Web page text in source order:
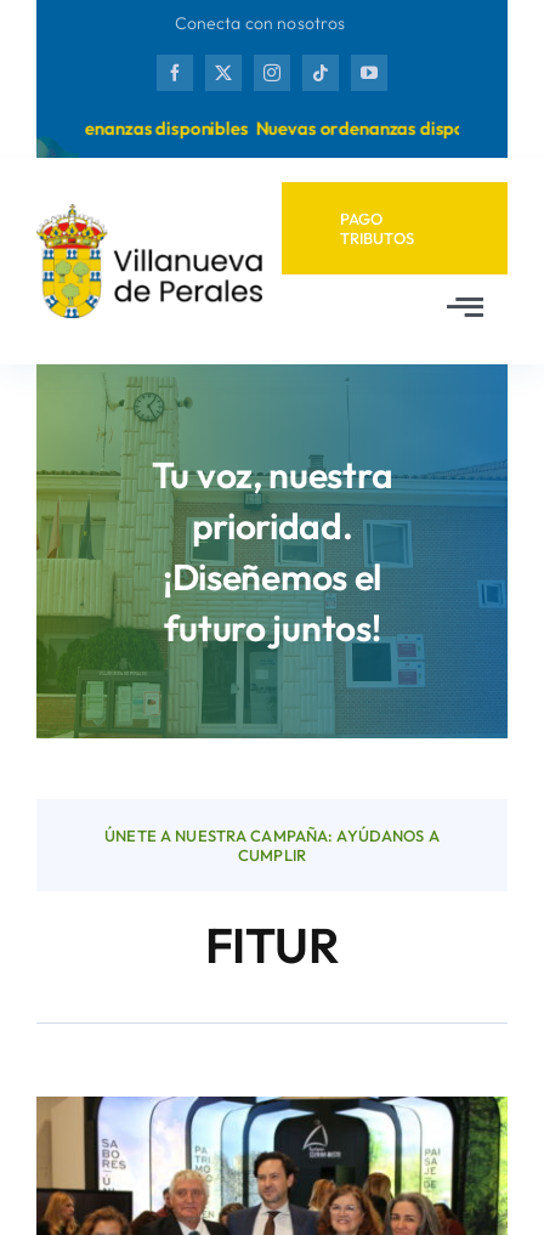
Conecta con nosotros
ordenanzas disponibles Nuevas ordenanzas disponibles
PAGO
TRIBUTOS
Ayuntamiento
Municipio
Áreas
Sede Electrónica
Buscar:
Tu voz, nuestra
prioridad.
¡Diseñemos el
futuro juntos!
ÚNETE A NUESTRA CAMPAÑA: AYÚDANOS A
CUMPLIR
FITUR